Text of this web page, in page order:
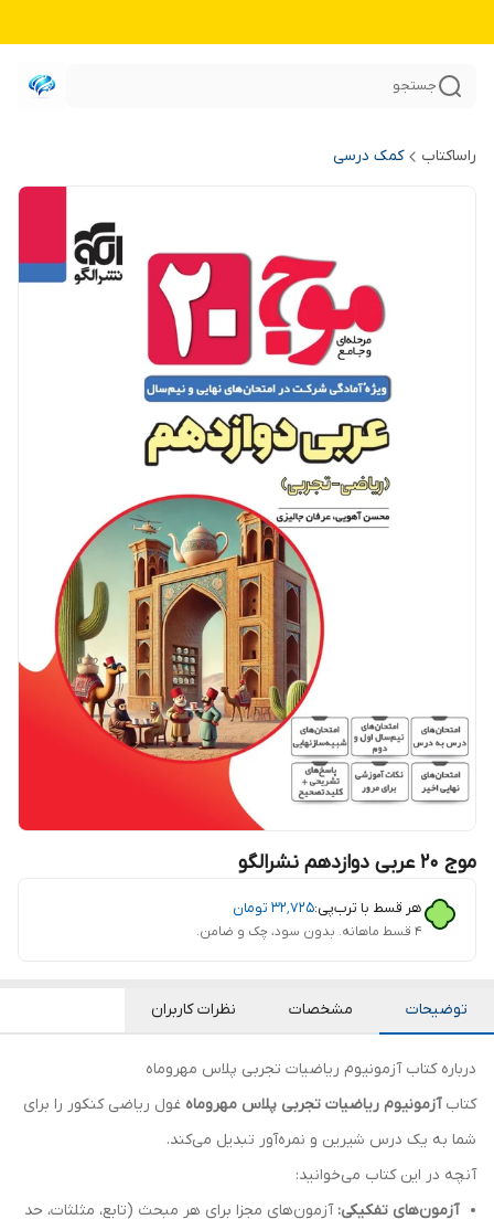
جستجو
راساکتاب کمک درسی
موج ۲۰ عربی دوازدهم نشرالگو
هر قسط با ترب‌پی:۳۲٬۷۲۵ تومان
۴ قسط ماهانه. بدون سود، چک و ضامن.
توضیحات مشخصات نظرات کاربران
درباره کتاب آزمونیوم ریاضیات تجربی پلاس مهروماه
کتابآزمونیوم ریاضیات تجربی پلاس مهروماه غول ریاضی کنکور را برای
شما به یک درس شیرین و نمره‌آور تبدیل می‌کند.
آنچه در این کتاب می‌خوانید:
آزمون‌های تفکیکی: آزمون‌های مجزا برای هر مبحث (تابع، مثلثات، حد